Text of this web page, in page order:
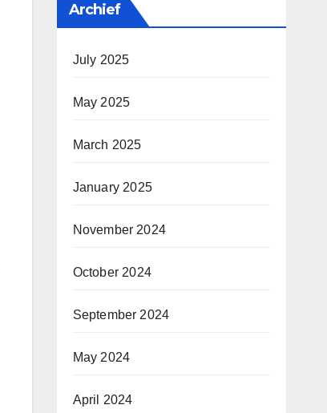
Archief
July 2025
May 2025
March 2025
January 2025
November 2024
October 2024
September 2024
May 2024
April 2024